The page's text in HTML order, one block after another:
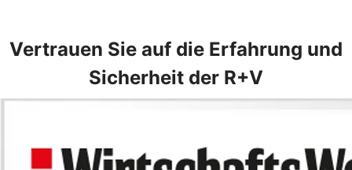
Vertrauen Sie auf die Erfahrung und
Sicherheit der R+V